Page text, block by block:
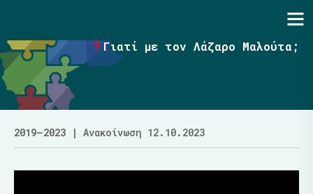
Γιατί με τον Λάζαρο Μαλούτα;
2019–2023 | Ανακοίνωση 12.10.2023